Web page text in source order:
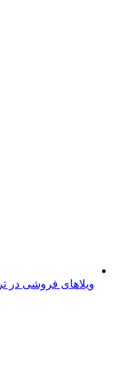
ویلاهای فروشی در